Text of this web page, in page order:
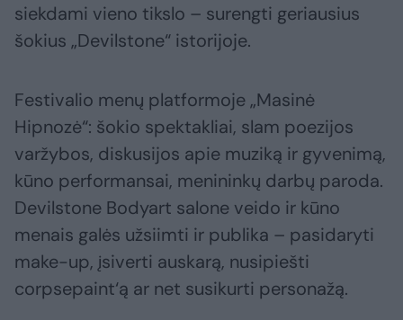
siekdami vieno tikslo – surengti geriausius
šokius „Devilstone“ istorijoje.
Festivalio menų platformoje „Masinė
Hipnozė“: šokio spektakliai, slam poezijos
varžybos, diskusijos apie muziką ir gyvenimą,
kūno performansai, menininkų darbų paroda.
Devilstone Bodyart salone veido ir kūno
menais galės užsiimti ir publika – pasidaryti
make-up, įsiverti auskarą, nusipiešti
corpsepaint‘ą ar net susikurti personažą.